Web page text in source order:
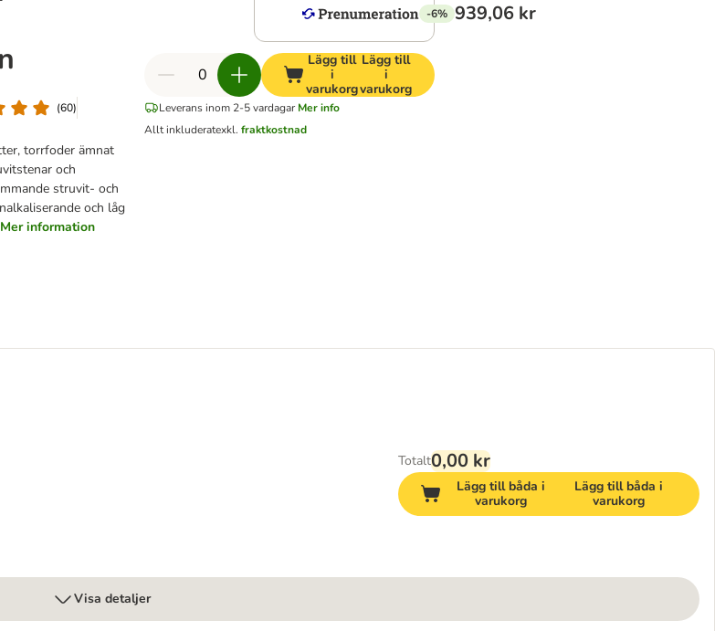
(60)
torrfoder ämnat
och
struvit- och
och låg
Mer information
-6% 939,06 kr
Lägg till
i
varukorg
Lägg till
i
varukorg
Leverans inom 2-5 vardagar Mer info
Allt inkluderatexkl.fraktkostnad
Chicken
Totalt0,00 kr
Lägg till båda i
varukorg
Lägg till båda i
varukorg
Visa detaljer